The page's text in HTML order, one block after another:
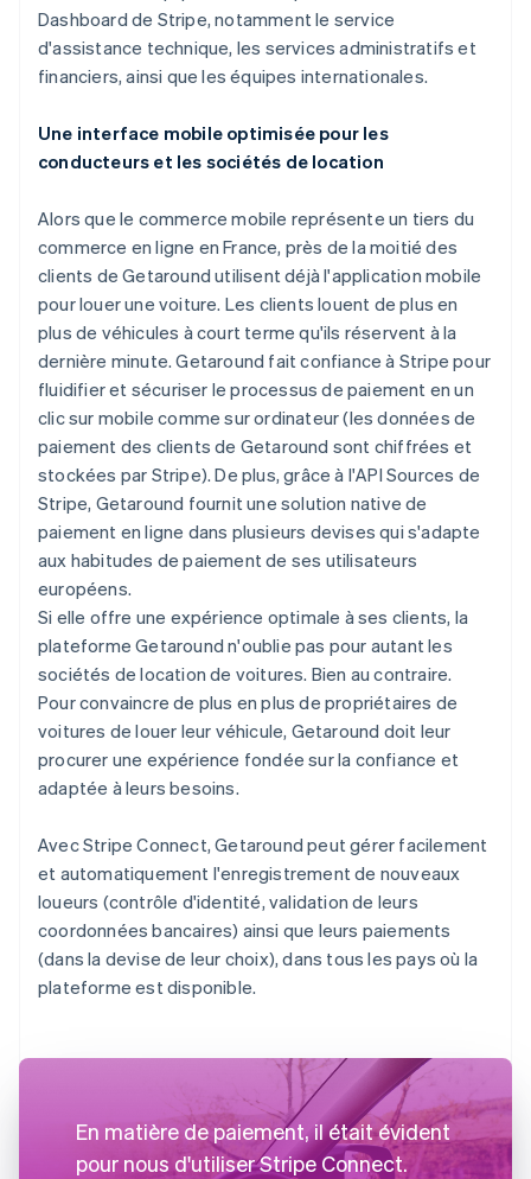
Dashboard de Stripe, notamment le service
d'assistance technique, les services administratifs et
financiers, ainsi que les équipes internationales.
Une interface mobile optimisée pour les
conducteurs et les sociétés de location
Alors que le commerce mobile représente un tiers du
commerce en ligne en France, près de la moitié des
clients de Getaround utilisent déjà l'application mobile
pour louer une voiture. Les clients louent de plus en
plus de véhicules à court terme qu'ils réservent à la
dernière minute. Getaround fait confiance à Stripe pour
fluidifier et sécuriser le processus de paiement en un
clic sur mobile comme sur ordinateur (les données de
paiement des clients de Getaround sont chiffrées et
stockées par Stripe). De plus, grâce à l'API Sources de
Stripe, Getaround fournit une solution native de
paiement en ligne dans plusieurs devises qui s'adapte
aux habitudes de paiement de ses utilisateurs
européens.
Si elle offre une expérience optimale à ses clients, la
plateforme Getaround n'oublie pas pour autant les
sociétés de location de voitures. Bien au contraire.
Pour convaincre de plus en plus de propriétaires de
voitures de louer leur véhicule, Getaround doit leur
procurer une expérience fondée sur la confiance et
adaptée à leurs besoins.
Avec Stripe Connect, Getaround peut gérer facilement
et automatiquement l'enregistrement de nouveaux
loueurs (contrôle d'identité, validation de leurs
coordonnées bancaires) ainsi que leurs paiements
(dans la devise de leur choix), dans tous les pays où la
plateforme est disponible.
En matière de paiement, il était évident
pour nous d'utiliser Stripe Connect.